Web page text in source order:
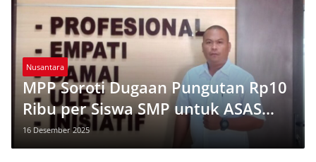
Nusantara
MPP Soroti Dugaan Pungutan Rp10
Ribu per Siswa SMP untuk ASAS
2025 di Pandeglang
16 Desember 2025